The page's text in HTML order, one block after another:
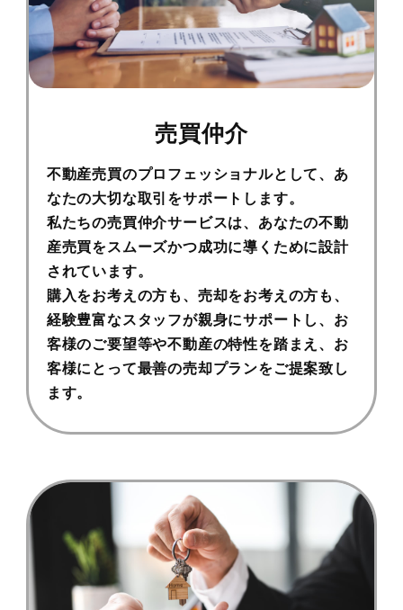
売買仲介
不動産売買のプロフェッショナルとして、あ
なたの大切な取引をサポートします。
私たちの売買仲介サービスは、あなたの不動
産売買をスムーズかつ成功に導くために設計
されています。
購入をお考えの方も、売却をお考えの方も、
経験豊富なスタッフが親身にサポートし、お
客様のご要望等や不動産の特性を踏まえ、お
客様にとって最善の売却プランをご提案致し
ます。